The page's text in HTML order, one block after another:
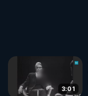
3:01